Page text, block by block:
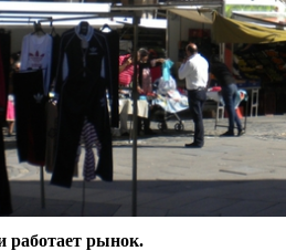
работает рынок.